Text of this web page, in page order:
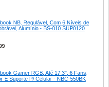
NB, Regulável, Com 6 Níveis de
Alumínio - BS-010 SUP0120
Gamer RGB, Até 17.3", 6 Fans,
E Suporte P/ Celular - NBC-550BK